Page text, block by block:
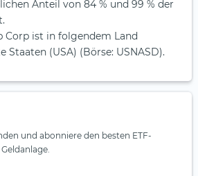
Anteil von 84 % und 99 % der
Corp ist in folgendem Land
(USA) (Börse: USNASD).
und abonniere den besten ETF-